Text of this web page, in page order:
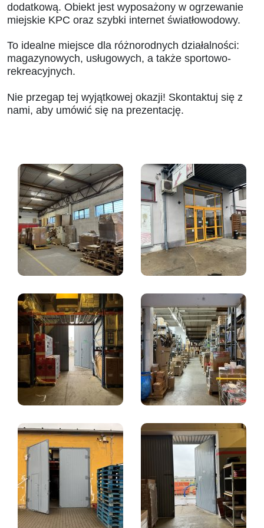
dodatkową. Obiekt jest wyposażony w ogrzewanie
miejskie KPC oraz szybki internet światłowodowy.
To idealne miejsce dla różnorodnych działalności:
magazynowych, usługowych, a także sportowo-
rekreacyjnych.
Nie przegap tej wyjątkowej okazji! Skontaktuj się z
nami, aby umówić się na prezentację.